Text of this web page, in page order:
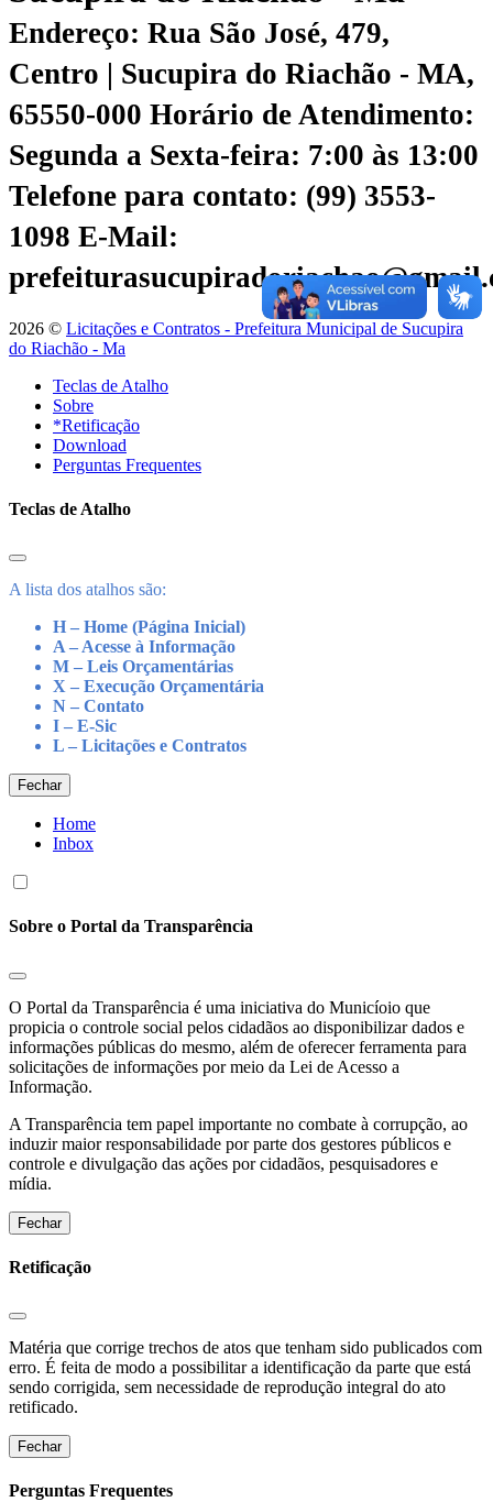
Endereço: Rua São José, 479,
Centro | Sucupira do Riachão - MA,
65550-000 Horário de Atendimento:
Segunda a Sexta-feira: 7:00 às 13:00
Telefone para contato: (99) 3553-
1098 E-Mail:
2026 © Licitações e Contratos - Prefeitura Municipal de Sucupira
do Riachão - Ma
Teclas de Atalho
Sobre
*Retificação
Download
Perguntas Frequentes
Teclas de Atalho
A lista dos atalhos são:
H – Home (Página Inicial)
A – Acesse à Informação
M – Leis Orçamentárias
X – Execução Orçamentária
N – Contato
I – E-Sic
L – Licitações e Contratos
Fechar
Home
Inbox
Sobre o Portal da Transparência
O Portal da Transparência é uma iniciativa do Municíoio que
propicia o controle social pelos cidadãos ao disponibilizar dados e
informações públicas do mesmo, além de oferecer ferramenta para
solicitações de informações por meio da Lei de Acesso a
Informação.
A Transparência tem papel importante no combate à corrupção, ao
induzir maior responsabilidade por parte dos gestores públicos e
controle e divulgação das ações por cidadãos, pesquisadores e
mídia.
Fechar
Retificação
Matéria que corrige trechos de atos que tenham sido publicados com
erro. É feita de modo a possibilitar a identificação da parte que está
sendo corrigida, sem necessidade de reprodução integral do ato
retificado.
Fechar
Perguntas Frequentes